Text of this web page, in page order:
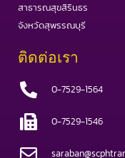
สาธารณสุขสิรินธร
จังหวัดสุพรรณบุรี
ติดต่อเรา
0-7529-1564
0-7529-1546